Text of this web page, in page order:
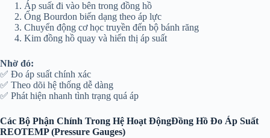
Áp suất đi vào bên trong đồng hồ
Ống Bourdon biến dạng theo áp lực
Chuyển động cơ học truyền đến bộ bánh răng
Kim đồng hồ quay và hiển thị áp suất
Nhờ đó:
✅ Đo áp suất chính xác
✅ Theo dõi hệ thống dễ dàng
✅ Phát hiện nhanh tình trạng quá áp
Các Bộ Phận Chính Trong Hệ Hoạt ĐộngĐồng Hồ Đo Áp Suất
REOTEMP (Pressure Gauges)